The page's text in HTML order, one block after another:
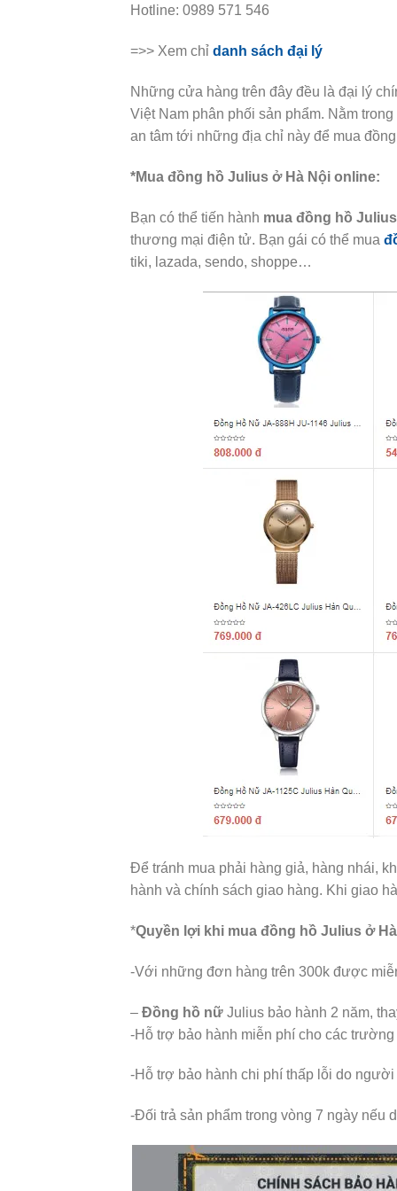
Hotline: 0989 571 546
=>> Xem chỉ danh sách đại lý
Những cửa hàng trên đây đều là đại lý
Việt Nam phân phối sản phẩm. Nằm
an tâm tới những địa chỉ này để mua
*Mua đồng hồ Julius ở Hà Nội online:
Bạn có thể tiến hành mua đồng hồ
thương mại điện tử. Bạn gái có thể mua
tiki, lazada, sendo, shoppe…
Để tránh mua phải hàng giả, hàng nhái,
hành và chính sách giao hàng. Khi giao
*Quyền lợi khi mua đồng hồ Julius ở
-Với những đơn hàng trên 300k được
– Đồng hồ nữ Julius bảo hành 2 năm,
-Hỗ trợ bảo hành miễn phí cho các
-Hỗ trợ bảo hành chi phí thấp lỗi do
-Đối trả sản phẩm trong vòng 7 ngày nếu